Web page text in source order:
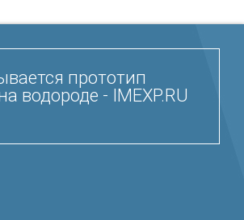
прототип
водороде - IMEXP.RU